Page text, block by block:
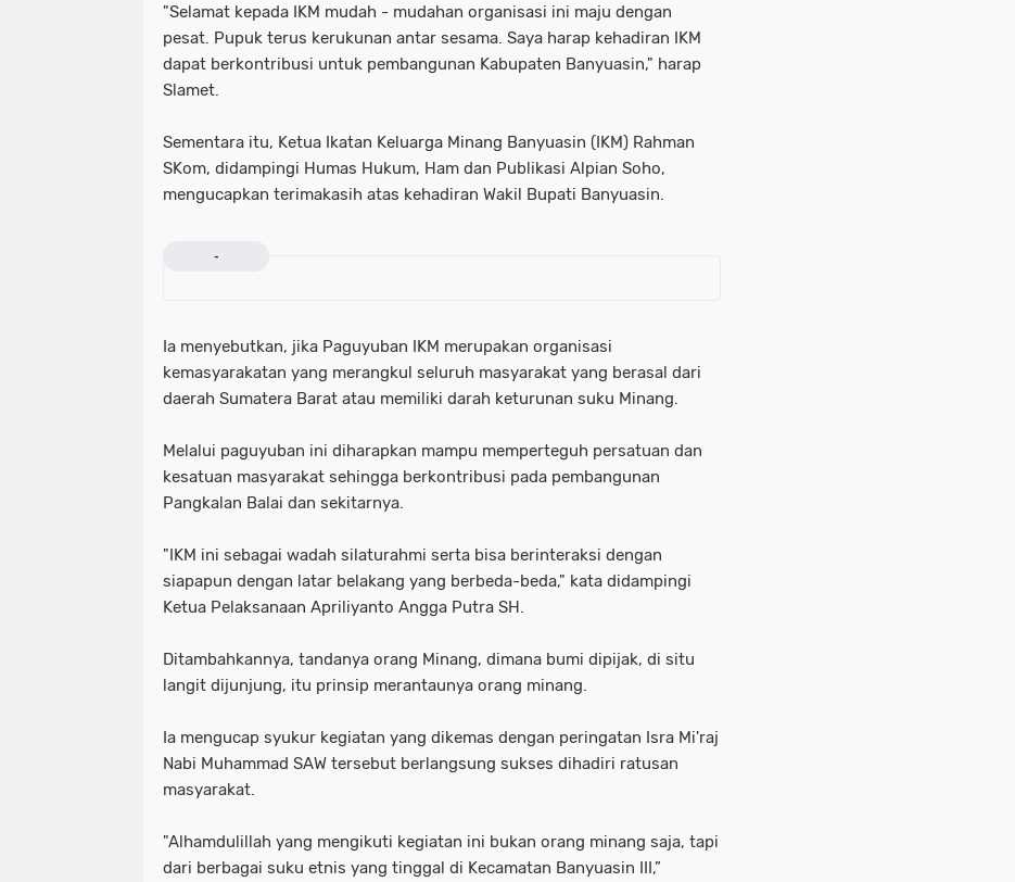
"Selamat kepada IKM mudah - mudahan organisasi ini maju dengan
pesat. Pupuk terus kerukunan antar sesama. Saya harap kehadiran IKM
dapat berkontribusi untuk pembangunan Kabupaten Banyuasin," harap
Slamet.
Sementara itu, Ketua Ikatan Keluarga Minang Banyuasin (IKM) Rahman
SKom, didampingi Humas Hukum, Ham dan Publikasi Alpian Soho,
mengucapkan terimakasih atas kehadiran Wakil Bupati Banyuasin.
-
Ia menyebutkan, jika Paguyuban IKM merupakan organisasi
kemasyarakatan yang merangkul seluruh masyarakat yang berasal dari
daerah Sumatera Barat atau memiliki darah keturunan suku Minang.
Melalui paguyuban ini diharapkan mampu memperteguh persatuan dan
kesatuan masyarakat sehingga berkontribusi pada pembangunan
Pangkalan Balai dan sekitarnya.
"IKM ini sebagai wadah silaturahmi serta bisa berinteraksi dengan
siapapun dengan latar belakang yang berbeda-beda," kata didampingi
Ketua Pelaksanaan Apriliyanto Angga Putra SH.
Ditambahkannya, tandanya orang Minang, dimana bumi dipijak, di situ
langit dijunjung, itu prinsip merantaunya orang minang.
Ia mengucap syukur kegiatan yang dikemas dengan peringatan Isra Mi'raj
Nabi Muhammad SAW tersebut berlangsung sukses dihadiri ratusan
masyarakat.
"Alhamdulillah yang mengikuti kegiatan ini bukan orang minang saja, tapi
dari berbagai suku etnis yang tinggal di Kecamatan Banyuasin III,”